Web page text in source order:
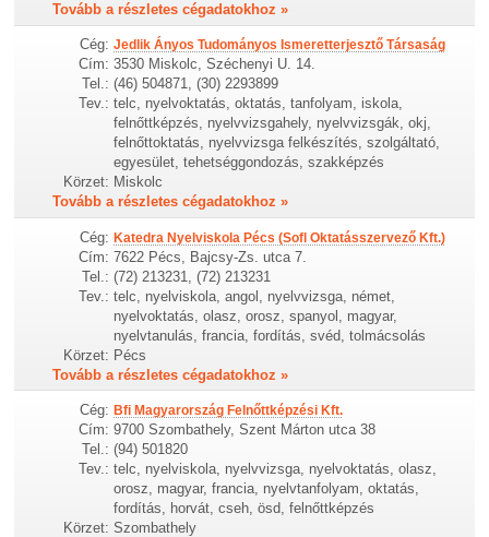
Tovább a részletes cégadatokhoz »
Cég: Jedlik Ányos Tudományos Ismeretterjesztő Társaság
Cím: 3530 Miskolc, Széchenyi U. 14.
Tel.: (46) 504871, (30) 2293899
Tev.: telc, nyelvoktatás, oktatás, tanfolyam, iskola,
felnőttképzés, nyelvvizsgahely, nyelvvizsgák, okj,
felnőttoktatás, nyelvvizsga felkészítés, szolgáltató,
egyesület, tehetséggondozás, szakképzés
Körzet: Miskolc
Tovább a részletes cégadatokhoz »
Cég: Katedra Nyelviskola Pécs (Sofl Oktatásszervező Kft.)
Cím: 7622 Pécs, Bajcsy-Zs. utca 7.
Tel.: (72) 213231, (72) 213231
Tev.: telc, nyelviskola, angol, nyelvvizsga, német,
nyelvoktatás, olasz, orosz, spanyol, magyar,
nyelvtanulás, francia, fordítás, svéd, tolmácsolás
Körzet: Pécs
Tovább a részletes cégadatokhoz »
Cég: Bfi Magyarország Felnőttképzési Kft.
Cím: 9700 Szombathely, Szent Márton utca 38
Tel.: (94) 501820
Tev.: telc, nyelviskola, nyelvvizsga, nyelvoktatás, olasz,
orosz, magyar, francia, nyelvtanfolyam, oktatás,
fordítás, horvát, cseh, ösd, felnőttképzés
Körzet: Szombathely